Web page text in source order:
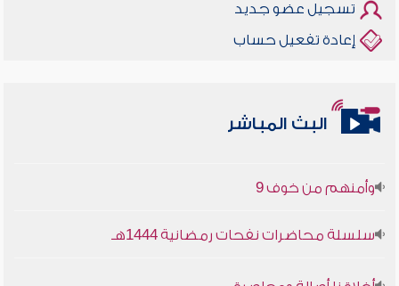
تسجيل عضو جديد
إعادة تفعيل حساب
البث المباشر
أخلاقنا أصالة ومعاصرة